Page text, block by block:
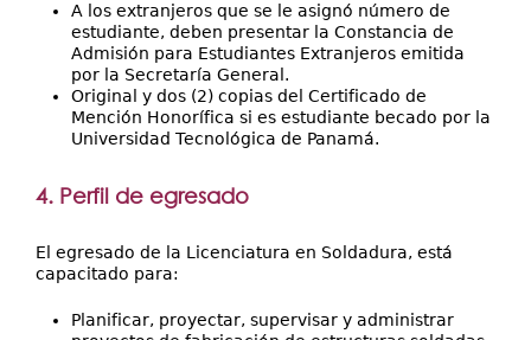
A los extranjeros que se le asignó número de
estudiante, deben presentar la Constancia de
Admisión para Estudiantes Extranjeros emitida
por la Secretaría General.
Original y dos (2) copias del Certificado de
Mención Honorífica si es estudiante becado por la
Universidad Tecnológica de Panamá.
4. Perfil de egresado
El egresado de la Licenciatura en Soldadura, está
capacitado para:
Planificar, proyectar, supervisar y administrar